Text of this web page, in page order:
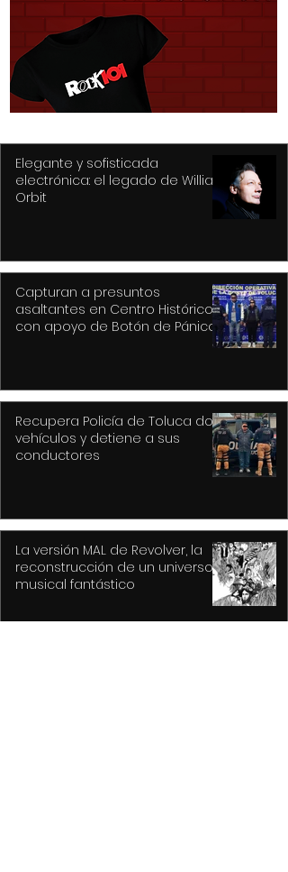
asaltantes en Centro
Histórico con apoyo de
Botón de Pánico y
videovigilancia
Elegante y sofisticada
electrónica: el legado de William
Orbit
Capturan a presuntos
asaltantes en Centro Histórico
con apoyo de Botón de Pánico y
Recupera Policía de Toluca dos
vehículos y detiene a sus
conductores
La versión MAL de Revolver, la
reconstrucción de un universo
musical fantástico